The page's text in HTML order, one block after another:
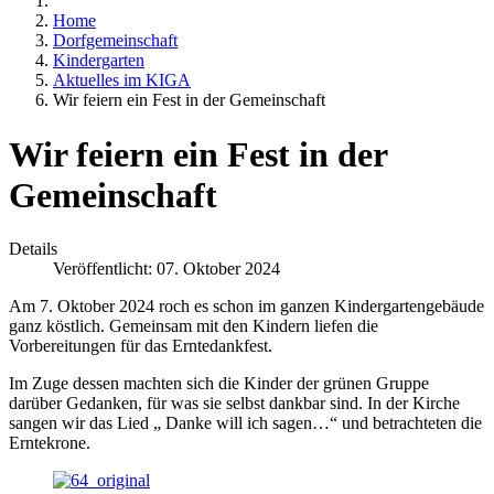
Home
Dorfgemeinschaft
Kindergarten
Aktuelles im KIGA
Wir feiern ein Fest in der Gemeinschaft
Wir feiern ein Fest in der
Gemeinschaft
Details
Veröffentlicht: 07. Oktober 2024
Am 7. Oktober 2024 roch es schon im ganzen Kindergartengebäude
ganz köstlich. Gemeinsam mit den Kindern liefen die
Vorbereitungen für das Erntedankfest.
Im Zuge dessen machten sich die Kinder der grünen Gruppe
darüber Gedanken, für was sie selbst dankbar sind. In der Kirche
sangen wir das Lied „ Danke will ich sagen…“ und betrachteten die
Erntekrone.